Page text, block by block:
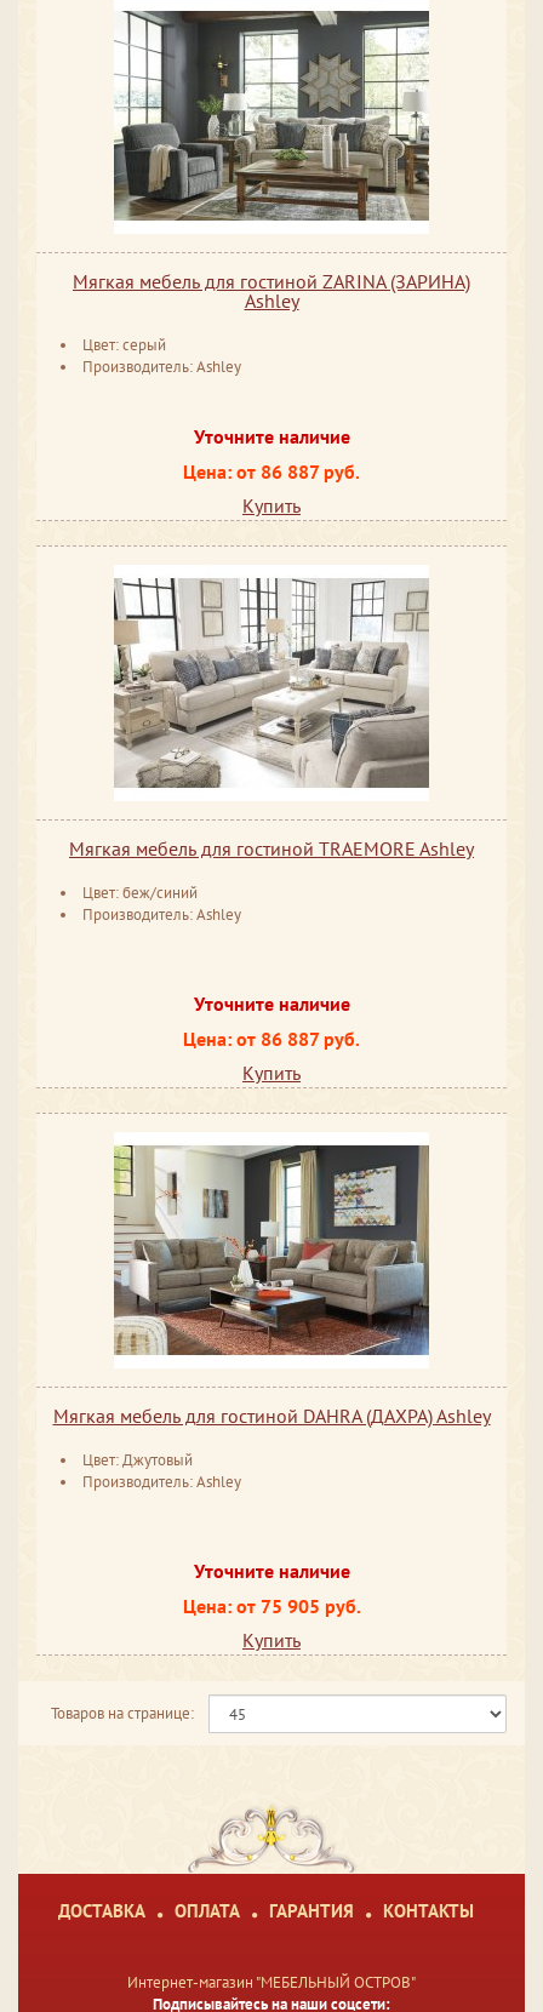
Мягкая мебель для гостиной ZARINA (ЗАРИНА)
Ashley
Цвет: серый
Производитель: Ashley
Уточните наличие
Цена: от 86 887 руб.
Купить
Мягкая мебель для гостиной TRAEMORE Ashley
Цвет: беж/синий
Производитель: Ashley
Уточните наличие
Цена: от 86 887 руб.
Купить
Мягкая мебель для гостиной DAHRA (ДАХРА) Ashley
Цвет: Джутовый
Производитель: Ashley
Уточните наличие
Цена: от 75 905 руб.
Купить
Товаров на странице:
ДОСТАВКА ОПЛАТА ГАРАНТИЯ КОНТАКТЫ
Интернет-магазин "МЕБЕЛЬНЫЙ ОСТРОВ"
Подписывайтесь на наши соцсети: